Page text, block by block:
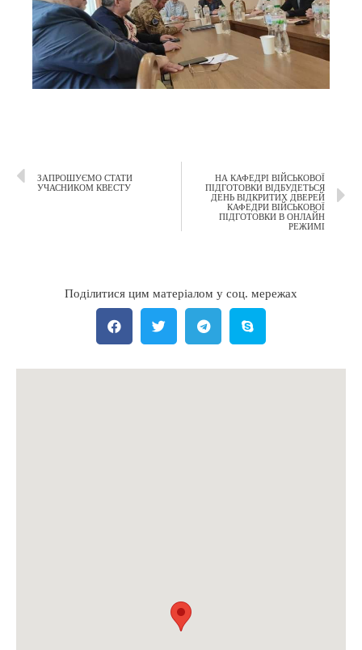
ЗАПРОШУЄМО СТАТИ
УЧАСНИКОМ КВЕСТУ
НА КАФЕДРІ ВІЙСЬКОВОЇ
ПІДГОТОВКИ ВІДБУДЕТЬСЯ
ДЕНЬ ВІДКРИТИХ ДВЕРЕЙ
КАФЕДРИ ВІЙСЬКОВОЇ
ПІДГОТОВКИ В ОНЛАЙН
РЕЖИМІ
Поділитися цим матеріалом у соц. мережах